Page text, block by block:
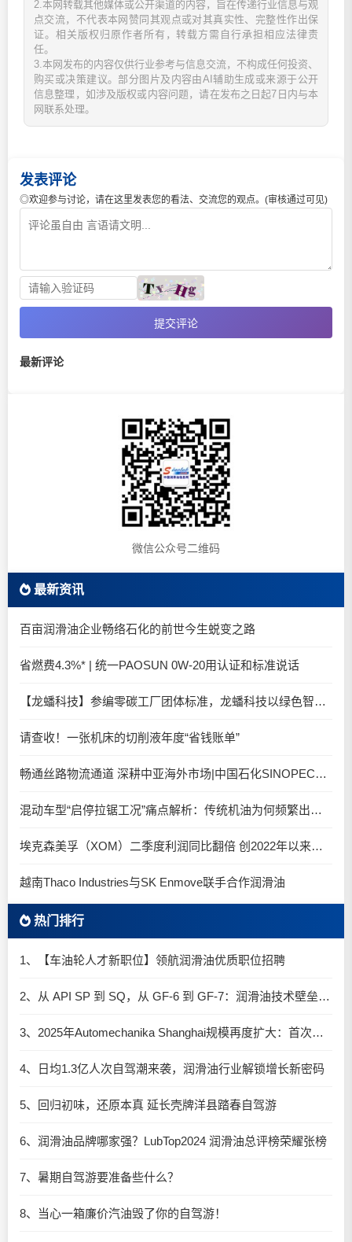
2.本网转载其他媒体或公开渠道的内容，旨在传递行业信息与观
点交流，不代表本网赞同其观点或对其真实性、完整性作出保
证。相关版权归原作者所有，转载方需自行承担相应法律责
任。
3.本网发布的内容仅供行业参考与信息交流，不构成任何投资、
购买或决策建议。部分图片及内容由AI辅助生成或来源于公开
信息整理，如涉及版权或内容问题，请在发布之日起7日内与本
网联系处理。
发表评论
◎欢迎参与讨论，请在这里发表您的看法、交流您的观点。(审核通过可见)
提交评论
最新评论
微信公众号二维码
最新资讯
百亩润滑油企业畅络石化的前世今生蜕变之路
省燃费4.3%* | 统一PAOSUN 0W-20用认证和标准说话
【龙蟠科技】参编零碳工厂团体标准，龙蟠科技以绿色智造锚定零碳未来
请查收！一张机床的切削液年度“省钱账单”
畅通丝路物流通道 深耕中亚海外市场|中国石化SINOPEC润滑油北京-阿拉木图图定班列顺利抵达
混动车型“启停拉锯工况”痛点解析：传统机油为何频繁出现油泥堆积？
埃克森美孚（XOM）二季度利润同比翻倍 创2022年以来新高
越南Thaco Industries与SK Enmove联手合作润滑油
热门排行
1、【车油轮人才新职位】领航润滑油优质职位招聘
2、从 API SP 到 SQ，从 GF-6 到 GF-7：润滑油技术壁垒再升高，你准备好了吗？
3、2025年Automechanika Shanghai规模再度扩大：首次启用国家会展中心（上海）全部15个展馆
4、日均1.3亿人次自驾潮来袭，润滑油行业解锁增长新密码​
5、回归初味，还原本真 延长壳牌洋县踏春自驾游
6、润滑油品牌哪家强？LubTop2024 润滑油总评榜荣耀张榜
7、暑期自驾游要准备些什么？
8、当心一箱廉价汽油毁了你的自驾游！